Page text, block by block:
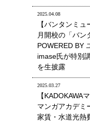
2025.04.08
【バンタンミ
月開校の「バン
POWERED BY
imase氏が特別
を生披露
2025.03.27
【KADOKAWA
マンガアカデ
家賃・水道光熱